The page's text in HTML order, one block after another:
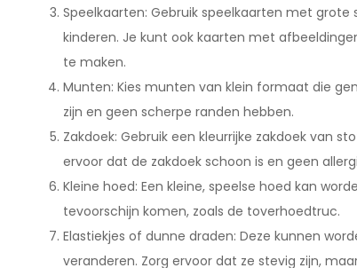
Speelkaarten: Gebruik speelkaarten met
kinderen. Je kunt ook kaarten met
te maken.
Munten: Kies munten van klein formaat die
zijn en geen scherpe randen hebben.
Zakdoek: Gebruik een kleurrijke zakdoek van
ervoor dat de zakdoek schoon is en geen
Kleine hoed: Een kleine, speelse hoed kan
tevoorschijn komen, zoals de toverhoedtruc.
Elastiekjes of dunne draden: Deze kunnen
veranderen. Zorg ervoor dat ze stevig zijn,